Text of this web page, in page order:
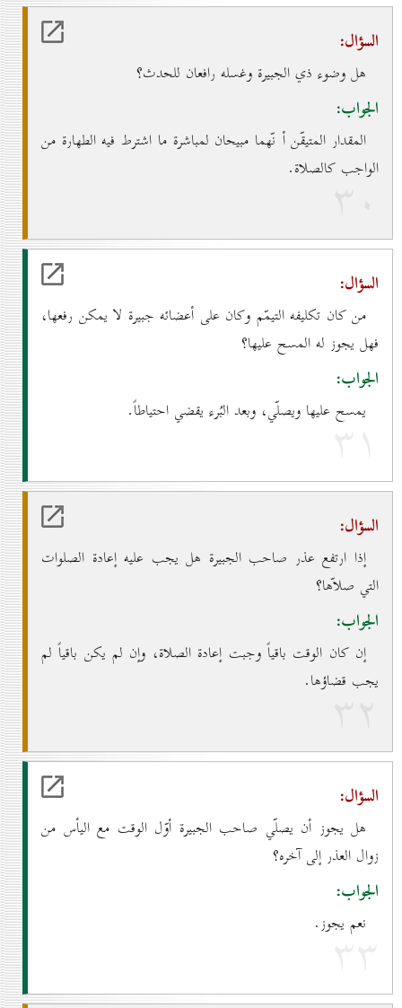
السؤال:
هل وضوء ذي الجبيرة وغسله رافعان للحدث؟
الجواب:
المقدار المتيقّن أ نّهما مبيحان لمباشرة ما اشترط فيه الطهارة من
الواجب كالصلاة.
۳٠
السؤال:
من كان تكليفه التيمّم وكان على أعضائه جبيرة لا يمكن رفعها،
فهل يجوز له المسح عليها؟
الجواب:
يمسح عليها ويصلّي، وبعد البُرء يقضي احتياطاً.
۳۱
السؤال:
إذا ارتفع عذر صاحب الجبيرة هل يجب عليه إعادة الصلوات
التي صلاّها؟
الجواب:
إن كان الوقت باقياً وجبت إعادة الصلاة، وإن لم يكن باقياً لم
يجب قضاؤها.
۳۲
السؤال:
هل يجوز أن يصلّي صاحب الجبيرة أوّل الوقت مع اليأس من
زوال العذر إلى آخره؟
الجواب:
نعم يجوز.
۳۳